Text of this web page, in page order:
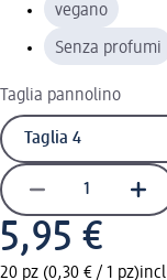
vegano
Senza profumi
Taglia pannolino
5,95 €
20 pz (0,30 € / 1 pz)